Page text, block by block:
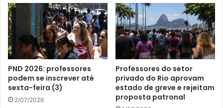
PND 2026: professores
podem se inscrever até
sexta-feira (3)
2/07/2026
Professores do setor
privado do Rio aprovam
estado de greve e rejeitam
proposta patronal